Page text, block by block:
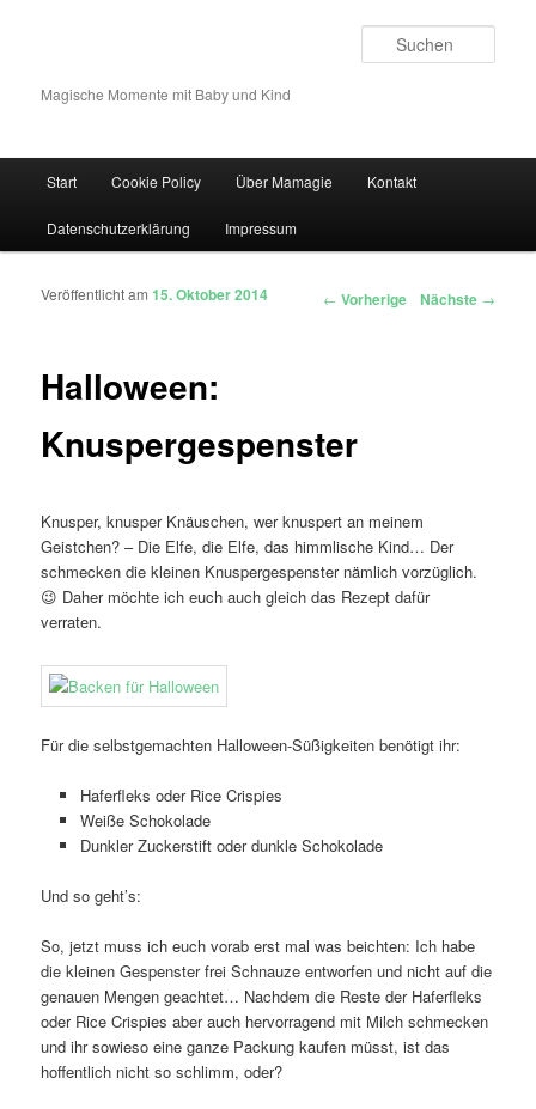
Magische Momente mit Baby und Kind
Zum Inhalt wechseln
Zum sekundären Inhalt wechseln
Start Cookie Policy Über Mamagie Kontakt
Datenschutzerklärung Impressum
Artikelnavigation ← Vorherige Nächste →
Halloween:
Knuspergespenster
Veröffentlicht am15. Oktober 2014
Knusper, knusper Knäuschen, wer knuspert an meinem
Geistchen? – Die Elfe, die Elfe, das himmlische Kind… Der
schmecken die kleinen Knuspergespenster nämlich vorzüglich.
😉 Daher möchte ich euch auch gleich das Rezept dafür
verraten.
Für die selbstgemachten Halloween-Süßigkeiten benötigt ihr:
Haferfleks oder Rice Crispies
Weiße Schokolade
Dunkler Zuckerstift oder dunkle Schokolade
Und so geht’s:
So, jetzt muss ich euch vorab erst mal was beichten: Ich habe
die kleinen Gespenster frei Schnauze entworfen und nicht auf die
genauen Mengen geachtet… Nachdem die Reste der Haferfleks
oder Rice Crispies aber auch hervorragend mit Milch schmecken
und ihr sowieso eine ganze Packung kaufen müsst, ist das
hoffentlich nicht so schlimm, oder?